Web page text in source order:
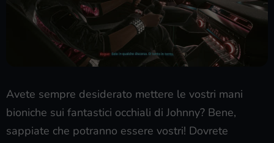
Avete sempre desiderato mettere le vostri mani
bioniche sui fantastici occhiali di Johnny? Bene,
sappiate che potranno essere vostri! Dovrete